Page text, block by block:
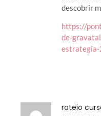
descobrir
https://
de-
rateio